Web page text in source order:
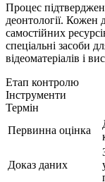
Процес
деонтології. Кожен
самостійних
спеціальні засоби
відеоматеріалів і
Етап контролю
Інструменти
Термін
Первинна оцінка
Доказ даних